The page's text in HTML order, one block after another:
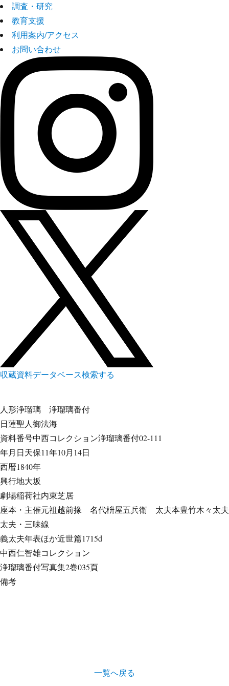
調査・研究
教育支援
利用案内/アクセス
お問い合わせ
収蔵資料データベース検索する
人形浄瑠璃 浄瑠璃番付
日蓮聖人御法海
資料番号中西コレクション浄瑠璃番付02-111
年月日天保11年10月14日
西暦1840年
興行地大坂
劇場稲荷社内東芝居
座本・主催元祖越前掾 名代枡屋五兵衛 太夫本豊竹木々太夫
太夫・三味線
義太夫年表ほか近世篇1715d
中西仁智雄コレクション
浄瑠璃番付写真集2巻035頁
備考
一覧へ戻る